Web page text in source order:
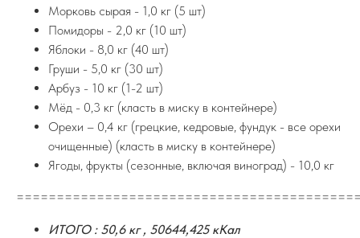
Морковь сырая - 1,0 кг (5 шт)
Помидоры - 2,0 кг (10 шт)
Яблоки - 8,0 кг (40 шт)
Груши - 5,0 кг (30 шт)
Арбуз - 10 кг (1-2 шт)
Мёд - 0,3 кг (класть в миску в контейнере)
Орехи – 0,4 кг (грецкие, кедровые, фундук - все орехи
очищенные) (класть в миску в контейнере)
Ягоды, фрукты (сезонные, включая виноград) - 10,0 кг
ИТОГО : 50,6 кг , 50644,425 кКал